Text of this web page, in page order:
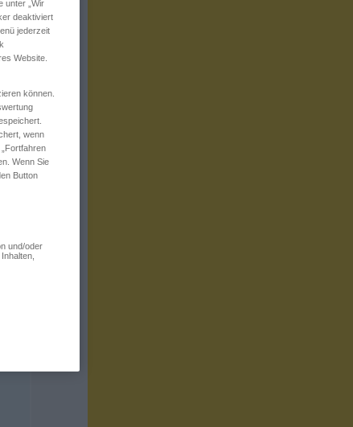
unter „Wir
deaktiviert
jederzeit
Website.
können.
wenn
Wenn Sie
Button
und/oder